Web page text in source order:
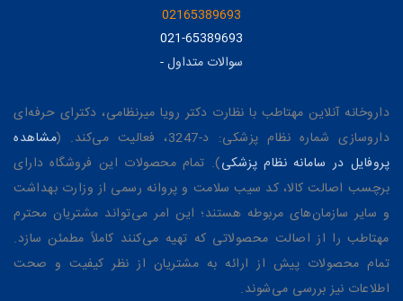
02165389693
021-65389693
سوالات متداول-
داروخانه آنلاین مهتاطب با نظارت دکتر رویا میرنظامی، دکترای حرفه‌ای
داروسازی شماره نظام پزشکی: د-3247، فعالیت می‌کند. (
مشاهده
پروفایل در سامانه نظام پزشکی). تمام محصولات این فروشگاه دارای
برچسب اصالت کالا، کد سیب سلامت و پروانه رسمی از وزارت بهداشت
و سایر سازمان‌های مربوطه هستند؛ این امر می‌تواند مشتریان محترم
مهتاطب را از اصالت محصولاتی که تهیه می‌کنند کاملاً مطمئن سازد.
تمام محصولات پیش از ارائه به مشتریان از نظر کیفیت و صحت
اطلاعات نیز بررسی می‌شوند.